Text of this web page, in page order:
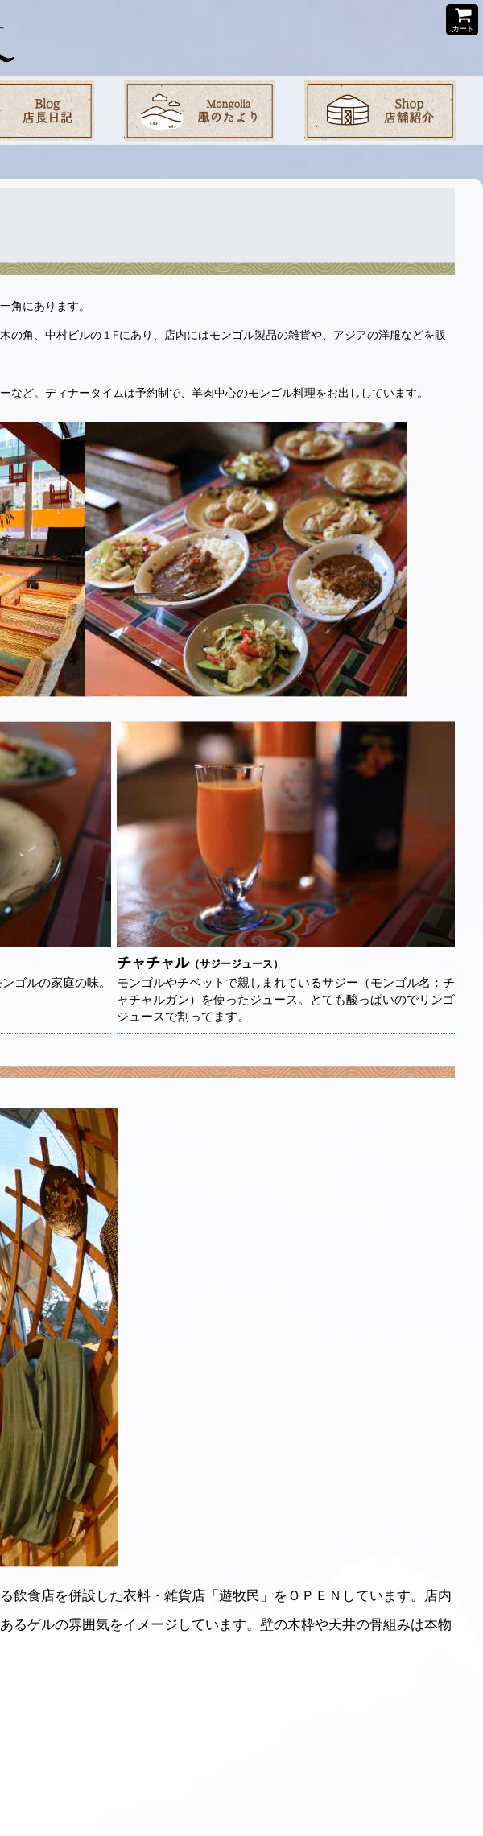
カート
角にあります。
の角、中村ビルの１Fにあり、店内にはモンゴル製品の雑貨や、アジアの洋服などを販
など。ディナータイムは予約制で、羊肉中心のモンゴル料理をお出ししています。
ゴルの家庭の味。
チャチャル（サジージュース）
モンゴルやチベットで親しまれているサジー（モンゴル名：チ
ャチャルガン）を使ったジュース。とても酸っぱいのでリンゴ
ジュースで割ってます。
飲食店を併設した衣料・雑貨店「遊牧民」をＯＰＥＮしています。店内
るゲルの雰囲気をイメージしています。壁の木枠や天井の骨組みは本物